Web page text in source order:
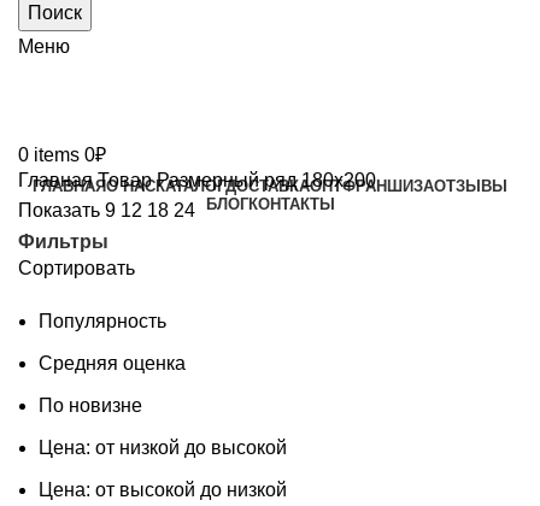
Поиск
Меню
0 items 0₽
ГЛАВНАЯО НАСКАТАЛОГДОСТАВКАОПТФРАНШИЗАОТЗЫВЫ
БЛОГКОНТАКТЫ
ГлавнаяТовар Размерный ряд180х200
Показать 9 12 18 24
Фильтры
Сортировать
Популярность
Средняя оценка
По новизне
Цена: от низкой до высокой
Цена: от высокой до низкой